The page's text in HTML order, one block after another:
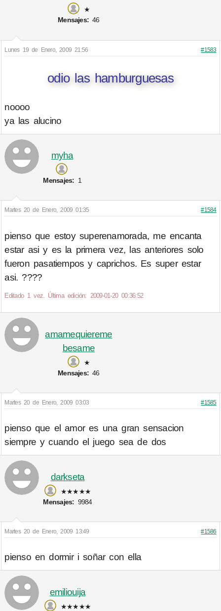
★
Mensajes: 46
Lunes 19 de Enero, 2009 21:56 #1583
odio las hamburguesas
noooo
ya las alucino
myha
Mensajes: 1
Martes 20 de Enero, 2009 01:35 #1584
pienso que estoy superenamorada, me encanta
estar asi y es la primera vez, las anteriores solo
fueron pasatiempos y caprichos. Es super estar
asi. ????
Editado 1 vez. Última edición: 2009-01-20 00:36:52
amamequiereme
besame
★
Mensajes: 46
Martes 20 de Enero, 2009 03:03 #1585
pienso que el amor es una gran sensacion
siempre y cuando el juego sea de dos
darkseta
★★★★★
Mensajes: 9984
Martes 20 de Enero, 2009 13:49 #1586
pienso en dormir i soñar con ella
emiliouija
★★★★★